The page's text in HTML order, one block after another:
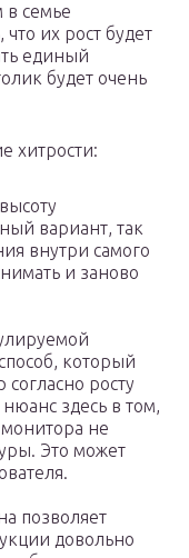
в семье
их рост будет
единый
будет очень
хитрости:
вариант, так
внутри самого
и заново
который
росту
здесь в том,
не
Это может
позволяет
довольно